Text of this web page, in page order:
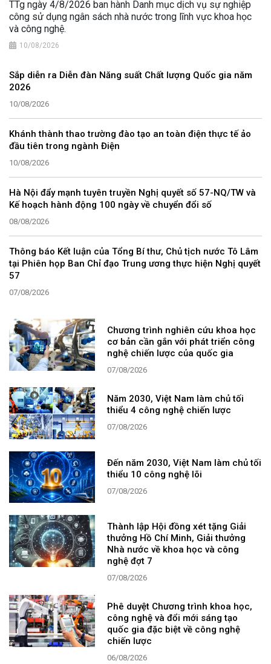
TTg ngày 4/8/2026 ban hành Danh mục dịch vụ sự nghiệp
công sử dụng ngân sách nhà nước trong lĩnh vực khoa học
và công nghệ.
10/08/2026
Sắp diễn ra Diễn đàn Năng suất Chất lượng Quốc gia năm
2026
10/08/2026
Khánh thành thao trường đào tạo an toàn điện thực tế ảo
đầu tiên trong ngành Điện
10/08/2026
Hà Nội đẩy mạnh tuyên truyền Nghị quyết số 57-NQ/TW và
Kế hoạch hành động 100 ngày về chuyển đổi số
08/08/2026
Thông báo Kết luận của Tổng Bí thư, Chủ tịch nước Tô Lâm
tại Phiên họp Ban Chỉ đạo Trung ương thực hiện Nghị quyết
57
07/08/2026
Chương trình nghiên cứu khoa học
cơ bản cần gắn với phát triển công
nghệ chiến lược của quốc gia
07/08/2026
Năm 2030, Việt Nam làm chủ tối
thiểu 4 công nghệ chiến lược
07/08/2026
Đến năm 2030, Việt Nam làm chủ tối
thiểu 10 công nghệ lõi
07/08/2026
Thành lập Hội đồng xét tặng Giải
thưởng Hồ Chí Minh, Giải thưởng
Nhà nước về khoa học và công
nghệ đợt 7
07/08/2026
Phê duyệt Chương trình khoa học,
công nghệ và đổi mới sáng tạo
quốc gia đặc biệt về công nghệ
chiến lược
06/08/2026